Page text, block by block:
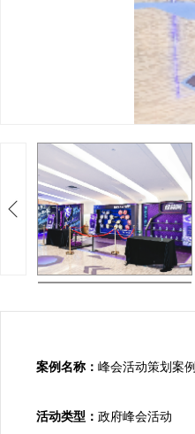
案例名称： 峰会活动策划案例
活动类型： 政府峰会活动